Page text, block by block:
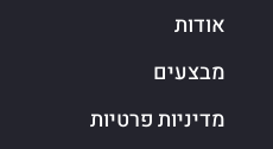
אודות
מבצעים
מדיניות פרטיות